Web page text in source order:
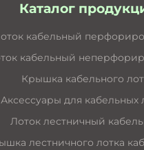
Каталог
кабельный
кабельный
Крышка кабельного
Аксессуары для кабельных
Лоток лестничный
лестничного лотка